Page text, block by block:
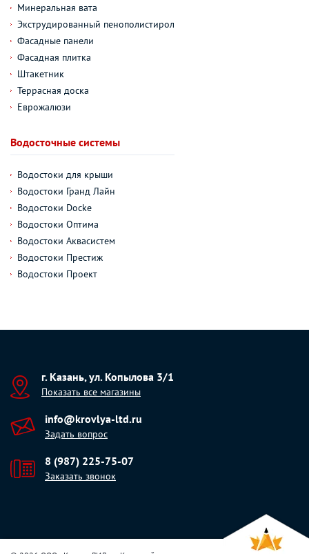
Минеральная вата
Экструдированный пенополистирол
Фасадные панели
Фасадная плитка
Штакетник
Террасная доска
Еврожалюзи
Водосточные системы
Водостоки для крыши
Водостоки Гранд Лайн
Водостоки Docke
Водостоки Оптима
Водостоки Аквасистем
Водостоки Престиж
Водостоки Проект
г. Казань, ул. Копылова 3/1
Показать все магазины
info@krovlya-ltd.ru
Задать вопрос
8 (987) 225-75-07
Заказать звонок